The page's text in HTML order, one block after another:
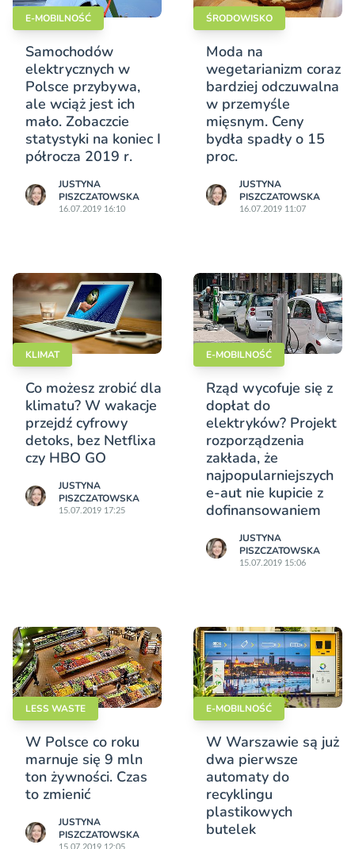
E-MOBILNOŚĆ
Samochodów
elektrycznych w
Polsce przybywa,
ale wciąż jest ich
mało. Zobaczcie
statystyki na koniec I
półrocza 2019 r.
JUSTYNA
PISZCZATOWSKA
16.07.2019 16:10
ŚRODOWISKO
Moda na
wegetarianizm coraz
bardziej odczuwalna
w przemyśle
mięsnym. Ceny
bydła spadły o 15
proc.
JUSTYNA
PISZCZATOWSKA
16.07.2019 11:07
KLIMAT
Co możesz zrobić dla
klimatu? W wakacje
przejdź cyfrowy
detoks, bez Netflixa
czy HBO GO
JUSTYNA
PISZCZATOWSKA
15.07.2019 17:25
E-MOBILNOŚĆ
Rząd wycofuje się z
dopłat do
elektryków? Projekt
rozporządzenia
zakłada, że
najpopularniejszych
e-aut nie kupicie z
dofinansowaniem
JUSTYNA
PISZCZATOWSKA
15.07.2019 15:06
LESS WASTE
W Polsce co roku
marnuje się 9 mln
ton żywności. Czas
to zmienić
JUSTYNA
PISZCZATOWSKA
15.07.2019 12:05
E-MOBILNOŚĆ
W Warszawie są już
dwa pierwsze
automaty do
recyklingu
plastikowych
butelek